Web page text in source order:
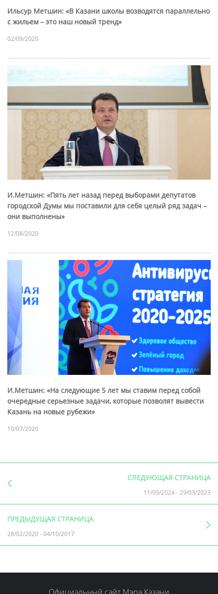
Ильсур Метшин: «В Казани школы возводятся параллельно
с жильем – это наш новый тренд»
02/09/2020
И.Метшин: «Пять лет назад перед выборами депутатов
городской Думы мы поставили для себя целый ряд задач –
они выполнены»
12/08/2020
И.Метшин: «На следующие 5 лет мы ставим перед собой
очередные серьезные задачи, которые позволят вывести
Казань на новые рубежи»
10/07/2020
СЛЕДУЮЩАЯ СТРАНИЦА
11/09/2024-29/03/2023
ПРЕДЫДУЩАЯ СТРАНИЦА
28/02/2020-04/10/2017
Официальный сайт Мэра Казани